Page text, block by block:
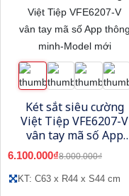
Két sắt siêu cường
Việt Tiệp VFE6207-V
vân tay mã số App
thông minh-Model
mới
6.100.000₫8.000.000₫
KT: C63 x R44 x S44 cm